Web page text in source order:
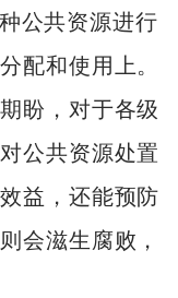
公共资源进行
配和使用上。
盼，对于各级
公共资源处置
益，还能预防
会滋生腐败，